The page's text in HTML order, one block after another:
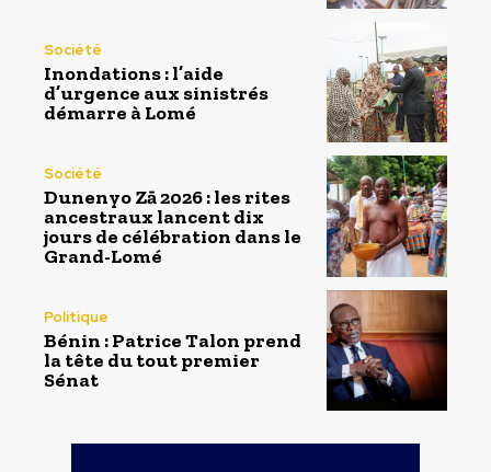
Société
Inondations : l’aide
d’urgence aux sinistrés
démarre à Lomé
Société
Dunenyo Zā 2026 : les rites
ancestraux lancent dix
jours de célébration dans le
Grand-Lomé
Politique
Bénin : Patrice Talon prend
la tête du tout premier
Sénat